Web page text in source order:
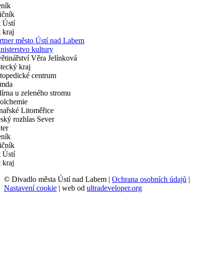
© Divadlo města Ústí nad Labem | Ochrana osobních údajů |
Nastavení cookie | web od ultradeveloper.org